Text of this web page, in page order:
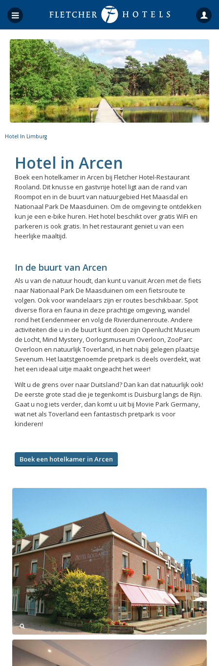
Hotel In Limburg
Hotel in Arcen
Boek een hotelkamer in Arcen bij Fletcher Hotel-Restaurant
Rooland. Dit knusse en gastvrije hotel ligt aan de rand van
Roompot en in de buurt van natuurgebied Het Maasdal en
Nationaal Park De Maasduinen. Om de omgeving te ontdekken
kun je een e-bike huren. Het hotel beschikt over gratis WiFi en
parkeren is ook gratis. In het restaurant geniet u van een
heerlijke maaltijd.
In de buurt van Arcen
Als u van de natuur houdt, dan kunt u vanuit Arcen met de fiets
naar Nationaal Park De Maasduinen om een fietsroute te
volgen. Ook voor wandelaars zijn er routes beschikbaar. Spot
diverse flora en fauna in deze prachtige omgeving, wandel
rond het Eendenmeer en volg de Rivierduinenroute. Andere
activiteiten die u in de buurt kunt doen zijn Openlucht Museum
de Locht, Mind Mystery, Oorlogsmuseum Overloon, ZooParc
Overloon en natuurlijk Toverland, in het nabij gelegen plaatsje
Sevenum. Het laatstgenoemde pretpark is deels overdekt, wat
het een ideaal uitje maakt ongeacht het weer!
Wilt u de grens over naar Duitsland? Dan kan dat natuurlijk ook!
De eerste grote stad die je tegenkomt is Duisburg langs de Rijn.
Gaat u nog iets verder, dan komt u uit bij Movie Park Germany,
wat net als Toverland een fantastisch pretpark is voor
kinderen!
Boek een hotelkamer in Arcen